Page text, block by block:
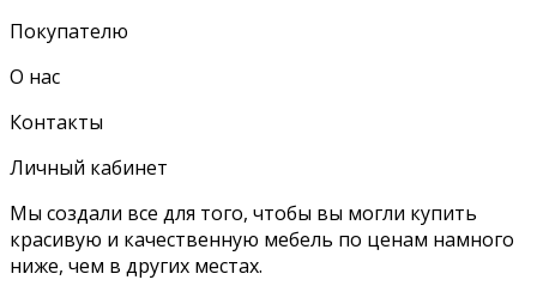
Покупателю
О нас
Контакты
Личный кабинет
Мы создали все для того, чтобы вы могли купить
красивую и качественную мебель по ценам намного
ниже, чем в других местах.